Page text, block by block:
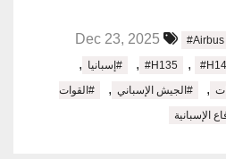
#Airbus
#H135 ,
, #إسبانيا ,
, #الجيش الإسباني ,
#القوات
الإسبانية